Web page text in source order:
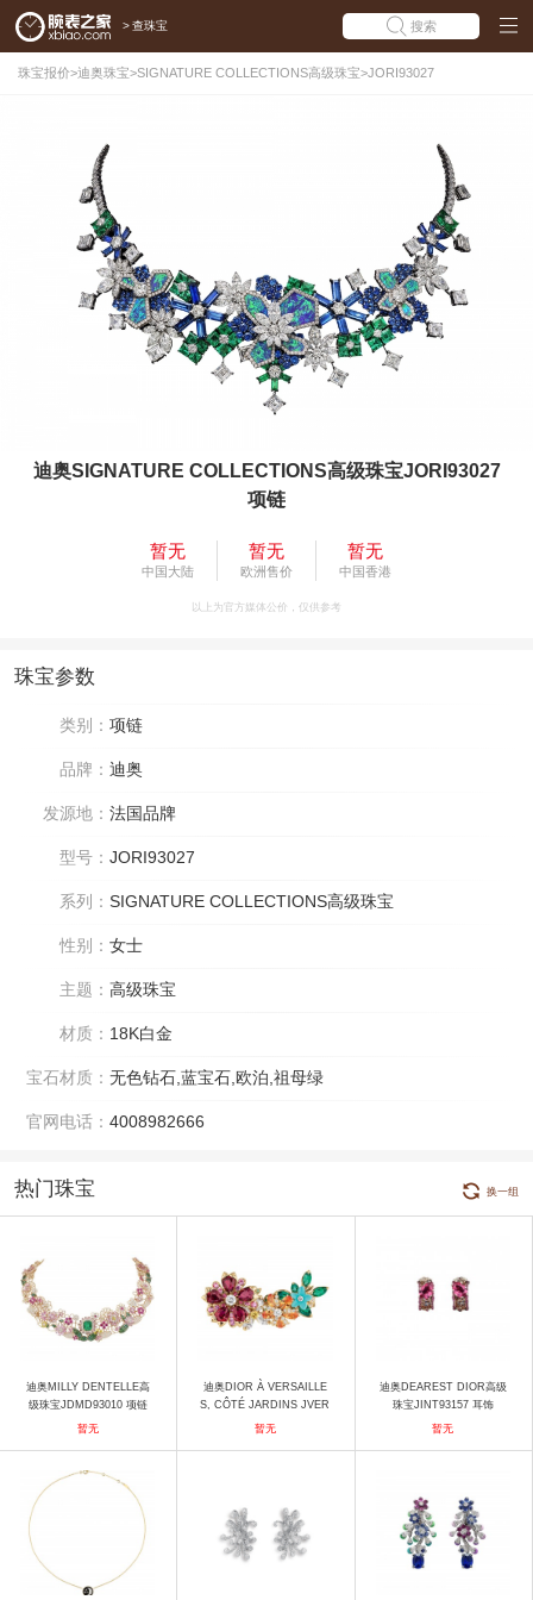
> 查珠宝 搜索
珠宝报价>迪奥珠宝>SIGNATURE COLLECTIONS高级珠宝>JORI93027
迪奥SIGNATURE COLLECTIONS高级珠宝JORI93027
项链
暂无
中国大陆
暂无
欧洲售价
暂无
中国香港
以上为官方媒体公价，仅供参考
珠宝参数
类别： 项链
品牌： 迪奥
发源地： 法国品牌
型号： JORI93027
系列： SIGNATURE COLLECTIONS高级珠宝
性别： 女士
主题： 高级珠宝
材质： 18K白金
宝石材质： 无色钻石,蓝宝石,欧泊,祖母绿
官网电话： 4008982666
热门珠宝 换一组
迪奥MILLY DENTELLE高
级珠宝JDMD93010 项链
暂无
迪奥DIOR À VERSAILLE
S, CÔTÉ JARDINS JVER
93078_0000 戒指
暂无
迪奥DEAREST DIOR高级
珠宝JINT93157 耳饰
暂无